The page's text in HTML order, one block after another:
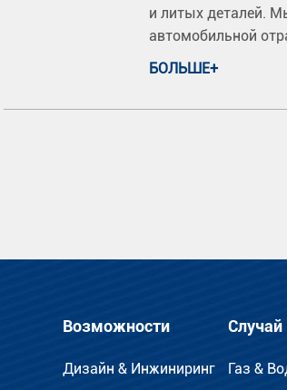
и литых деталей.
автомобильной
БОЛЬШЕ+
Возможности
Дизайн & Инжиниринг
Случай
Газ &